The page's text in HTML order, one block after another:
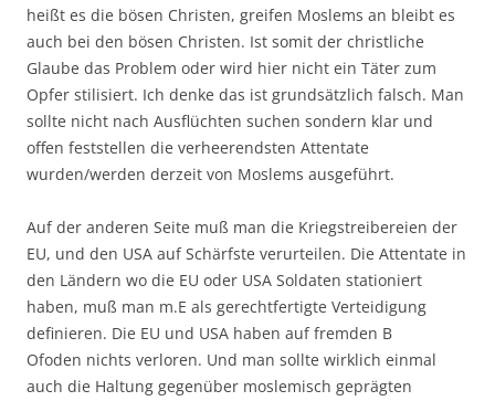
heißt es die bösen Christen, greifen Moslems an bleibt es
auch bei den bösen Christen. Ist somit der christliche
Glaube das Problem oder wird hier nicht ein Täter zum
Opfer stilisiert. Ich denke das ist grundsätzlich falsch. Man
sollte nicht nach Ausflüchten suchen sondern klar und
offen feststellen die verheerendsten Attentate
wurden/werden derzeit von Moslems ausgeführt.
Auf der anderen Seite muß man die Kriegstreibereien der
EU, und den USA auf Schärfste verurteilen. Die Attentate in
den Ländern wo die EU oder USA Soldaten stationiert
haben, muß man m.E als gerechtfertigte Verteidigung
definieren. Die EU und USA haben auf fremden B
Ofoden nichts verloren. Und man sollte wirklich einmal
auch die Haltung gegenüber moslemisch geprägten